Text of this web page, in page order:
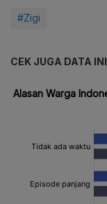
#Zigi
CEK JUGA DATA INI